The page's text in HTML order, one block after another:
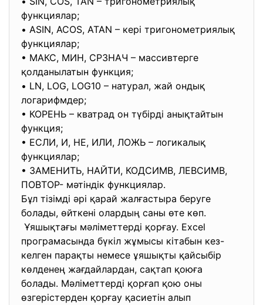
функциялар;
• ASIN, ACOS, ATAN – кері тригонометриялық
функциялар;
• МАКС, МИН, СРЗНАЧ – массивтерге
қолданылатын функция;
• LN, LOG, LOG10 – натурал, жай ондық
логарифмдер;
• КОРЕНЬ – кватрад он түбірді анықтайтын
функция;
• ЕСЛИ, И, НЕ, ИЛИ, ЛОЖЬ – логикалық
функциялар;
• ЗАМЕНИТЬ, НАЙТИ, КОДСИМВ, ЛЕВСИМВ,
ПОВТОР- мәтіндік функциялар.
Бұл тізімді әрі қарай жалғастыра беруге
болады, өйткені олардың саны өте көп.
Ұяшықтағы мәліметтерді қорғау. Excel
програмасында бүкіл жұмысы кітабын кез-
келген парақты немесе ұяшықты қайсыбір
көлденең жағдайлардан, сақтап қоюға
болады. Мәліметтерді қорғап қою оны
өзгерістерден қорғау қасиетін алып